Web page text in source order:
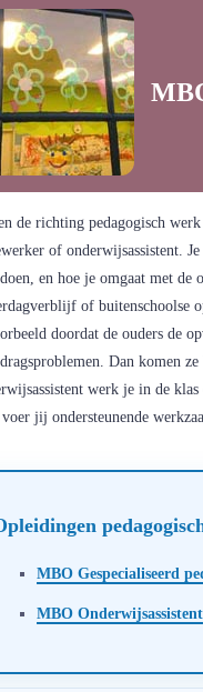
de richting pedagogisch
of onderwijsassistent.
en hoe je omgaat met de
of buitenschoolse
doordat de ouders de
Dan komen
werk je in de
jij ondersteunende
MBO Gespecialiseerd
MBO Onderwijsassistent